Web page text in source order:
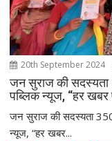
20th September 2024
जन सुराज की सदस्यता
पब्लिक न्यूज, “हर खबर
जन सुराज की सदस्यता
न्यूज, “हर खबर...